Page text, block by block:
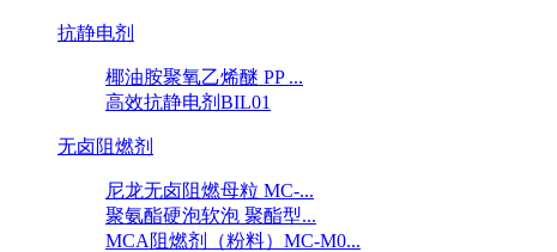
抗静电剂
椰油胺聚氧乙烯醚 PP ...
高效抗静电剂BIL01
无卤阻燃剂
尼龙无卤阻燃母粒 MC-...
聚氨酯硬泡软泡 聚酯型...
MCA阻燃剂（粉料）MC-M0...